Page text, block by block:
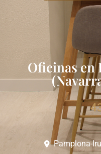
Oficinas
Pamplona-